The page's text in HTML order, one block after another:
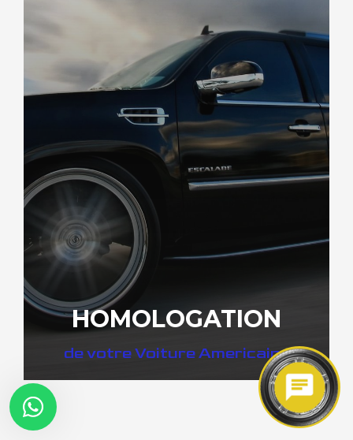
HOMOLOGATION
de votre Voiture Americaine